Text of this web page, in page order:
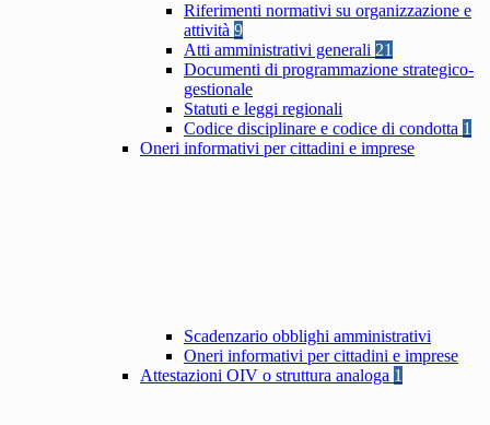
Riferimenti normativi su organizzazione e
attività 9
Atti amministrativi generali 21
Documenti di programmazione strategico-
gestionale
Statuti e leggi regionali
Codice disciplinare e codice di condotta 1
Oneri informativi per cittadini e imprese
Scadenzario obblighi amministrativi
Oneri informativi per cittadini e imprese
Attestazioni OIV o struttura analoga 1